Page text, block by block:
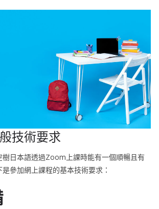
技術要求
樹日本語透過Zoom上課時能有一個順暢且有
參加網上課程的基本技術要求：